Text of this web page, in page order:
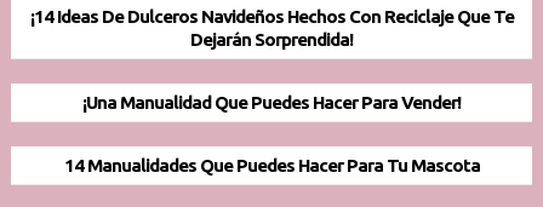
¡14 Ideas De Dulceros Navideños Hechos Con Reciclaje Que Te
Dejarán Sorprendida!
¡Una Manualidad Que Puedes Hacer Para Vender!
14 Manualidades Que Puedes Hacer Para Tu Mascota